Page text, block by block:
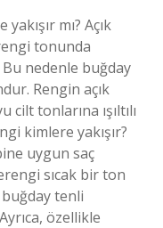
mı? Açık
tonunda
Bu nedenle buğday
Rengin açık
tonlarına ışıltılı
kimlere yakışır?
uygun saç
sıcak bir ton
tenli
özellikle